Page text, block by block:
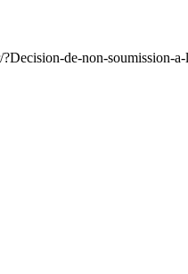
de-non-soumission-